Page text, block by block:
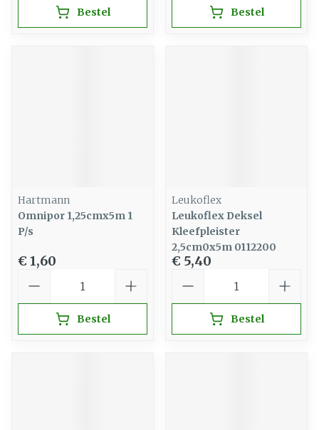
Bestel Bestel
Hartmann
Omnipor 1,25cmx5m 1
P/s
€ 1,60
Bestel
Leukoflex
Leukoflex Deksel
Kleefpleister
2,5cm0x5m 0112200
€ 5,40
Bestel